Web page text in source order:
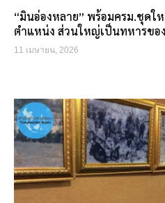
“มินอ่องหลาย” พร้อมครม.ชุดใ
ตำแหน่ง ส่วนใหญ่เป็นทหารขอ
11 เมษายน, 2026